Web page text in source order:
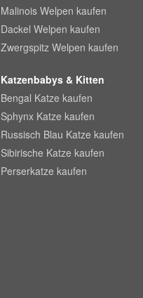
Malinois Welpen kaufen
Dackel Welpen kaufen
Zwergspitz Welpen kaufen
Katzenbabys & Kitten
Bengal Katze kaufen
Sphynx Katze kaufen
Russisch Blau Katze kaufen
Sibirische Katze kaufen
Perserkatze kaufen